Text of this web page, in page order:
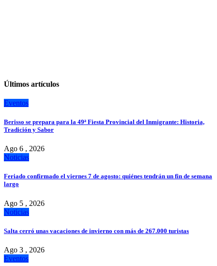
Últimos artículos
Eventos
Berisso se prepara para la 49ª Fiesta Provincial del Inmigrante: Historia,
Tradición y Sabor
Ago 6 , 2026
Noticias
Feriado confirmado el viernes 7 de agosto: quiénes tendrán un fin de semana
largo
Ago 5 , 2026
Noticias
Salta cerró unas vacaciones de invierno con más de 267.000 turistas
Ago 3 , 2026
Eventos